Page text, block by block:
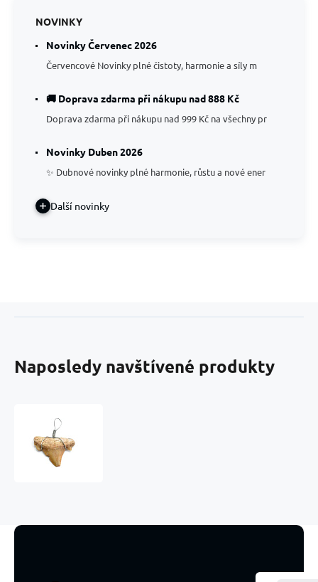
NOVINKY
Novinky Červenec 2026
Červencové Novinky plné čistoty, harmonie a síly m
🚚 Doprava zdarma při nákupu nad 888 Kč
Doprava zdarma při nákupu nad 999 Kč na všechny pr
Novinky Duben 2026
✨ Dubnové novinky plné harmonie, růstu a nové ener
Další novinky
Naposledy navštívené produkty